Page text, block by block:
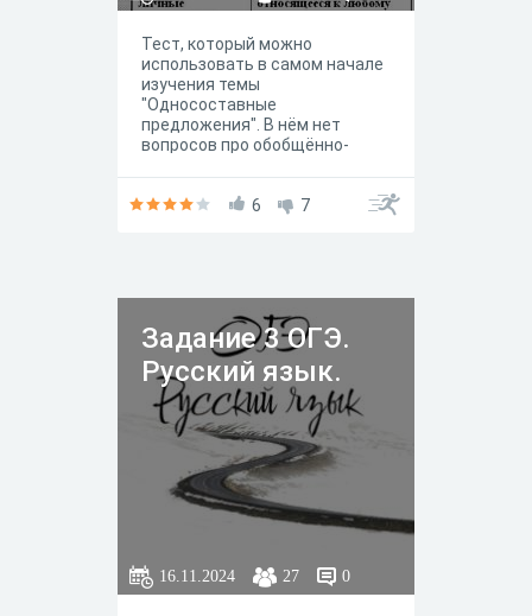
Тест, который можно
использовать в самом начале
изучения темы
"Односоставные
предложения". В нём нет
вопросов про обобщённо-
6
7
Задание 3 ОГЭ.
Русский язык.
16.11.2024 27 0